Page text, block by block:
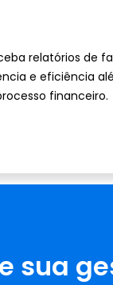
relatórios de
e eficiência
financeiro.
sua